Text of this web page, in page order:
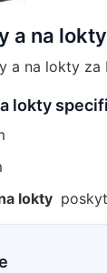
a na lokty
a na lokty
lokty
lokty